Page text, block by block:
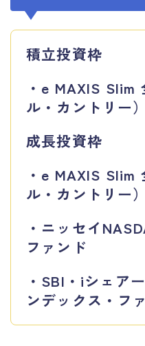
積立投資枠
・e MAXIS Slim
ル・カントリー）
成長投資枠
・e MAXIS Slim
ル・カントリー）
・ニッセイ
ファンド
・SBI・iシェア
ンデックス・フ